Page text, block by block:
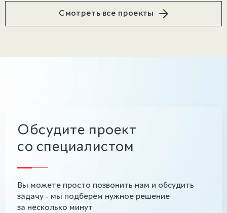
Смотреть все проекты
Обсудите проект
со специалистом
Вы можете просто позвонить нам и обсудить
задачу - мы подберем нужное решение
за несколько минут